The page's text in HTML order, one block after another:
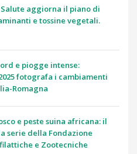
aggiorna il piano di
e tossine vegetali.
e piogge intense:
fotografa i cambiamenti
Romagna
e peste suina africana: il
serie della Fondazione
e Zootecniche